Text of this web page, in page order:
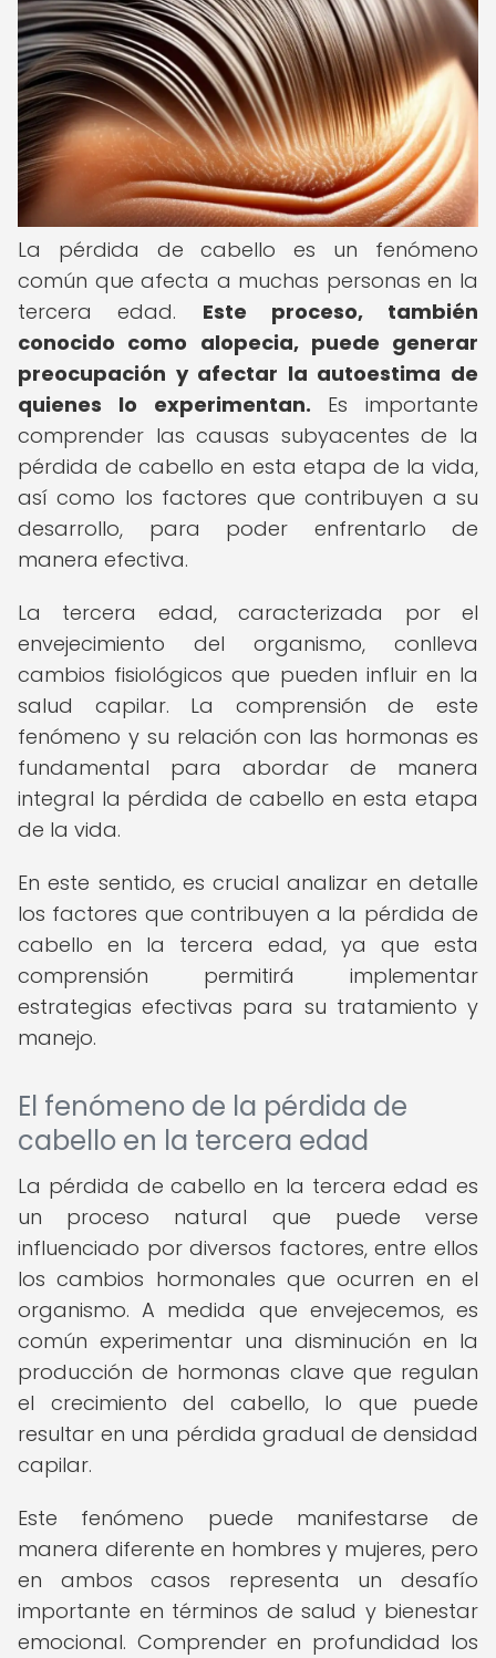
La pérdida de cabello es un fenómeno
común que afecta a muchas personas en la
tercera edad. Este proceso, también
conocido como alopecia, puede generar
preocupación y afectar la autoestima de
quienes lo experimentan. Es importante
comprender las causas subyacentes de la
pérdida de cabello en esta etapa de la vida,
así como los factores que contribuyen a su
desarrollo, para poder enfrentarlo de
manera efectiva.
La tercera edad, caracterizada por el
envejecimiento del organismo, conlleva
cambios fisiológicos que pueden influir en la
salud capilar. La comprensión de este
fenómeno y su relación con las hormonas es
fundamental para abordar de manera
integral la pérdida de cabello en esta etapa
de la vida.
En este sentido, es crucial analizar en detalle
los factores que contribuyen a la pérdida de
cabello en la tercera edad, ya que esta
comprensión permitirá implementar
estrategias efectivas para su tratamiento y
manejo.
El fenómeno de la pérdida de
cabello en la tercera edad
La pérdida de cabello en la tercera edad es
un proceso natural que puede verse
influenciado por diversos factores, entre ellos
los cambios hormonales que ocurren en el
organismo. A medida que envejecemos, es
común experimentar una disminución en la
producción de hormonas clave que regulan
el crecimiento del cabello, lo que puede
resultar en una pérdida gradual de densidad
capilar.
Este fenómeno puede manifestarse de
manera diferente en hombres y mujeres, pero
en ambos casos representa un desafío
importante en términos de salud y bienestar
emocional. Comprender en profundidad los